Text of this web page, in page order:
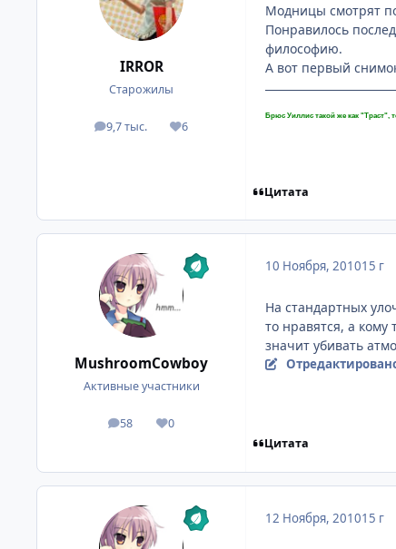
IRROR
Старожилы
9,7 тыс.
посты 6
Репутация
Модницы смотрят
Понравилось
философию.
А вот первый
Брюс Уиллис такой же как "Траст",
Цитата
MushroomCowboy
Активные участники
58
посты 0
Репутация
10 Ноября, 201015 г
На стандартных
то нравятся, а
значит убивать
Цитата
12 Ноября, 201015 г